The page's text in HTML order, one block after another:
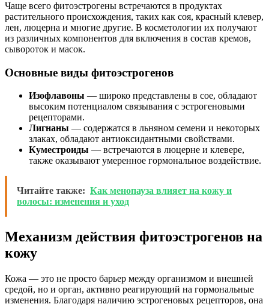
Чаще всего фитоэстрогены встречаются в продуктах
растительного происхождения, таких как соя, красный клевер,
лен, люцерна и многие другие. В косметологии их получают
из различных компонентов для включения в состав кремов,
сывороток и масок.
Основные виды фитоэстрогенов
Изофлавоны — широко представлены в сое, обладают
высоким потенциалом связывания с эстрогеновыми
рецепторами.
Лигнаны — содержатся в льняном семени и некоторых
злаках, обладают антиоксидантными свойствами.
Куместроиды — встречаются в люцерне и клевере,
также оказывают умеренное гормональное воздействие.
Читайте также: Как менопауза влияет на кожу и
волосы: изменения и уход
Механизм действия фитоэстрогенов на
кожу
Кожа — это не просто барьер между организмом и внешней
средой, но и орган, активно реагирующий на гормональные
изменения. Благодаря наличию эстрогеновых рецепторов, она